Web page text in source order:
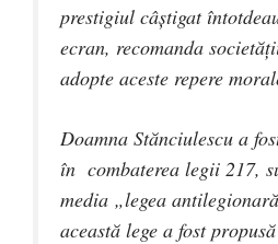
prestigiul câştigat
ecran, recomanda
adopte aceste repere
Doamna Stănciulescu a
în combaterea legii 217,
media „legea
această lege a fost